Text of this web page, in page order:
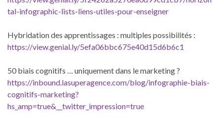
tal-infographic-lists-liens-utiles-pour-enseigner
Hybridation des apprentissages : multiples possibilités :
https://view.genial.ly/5efa06bbc675e40d15d6b6c1
50 biais cognitifs … uniquement dans le marketing ?
https://inbound.lasuperagence.com/blog/infographie-biais-
cognitifs-marketing?
hs_amp=true&__twitter_impression=true